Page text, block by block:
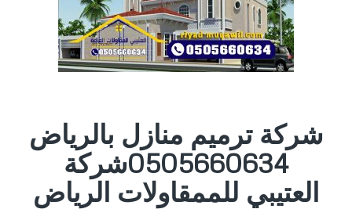
شركة ترميم منازل بالرياض
0505660634شركة
العتيبي للممقاولات الرياض